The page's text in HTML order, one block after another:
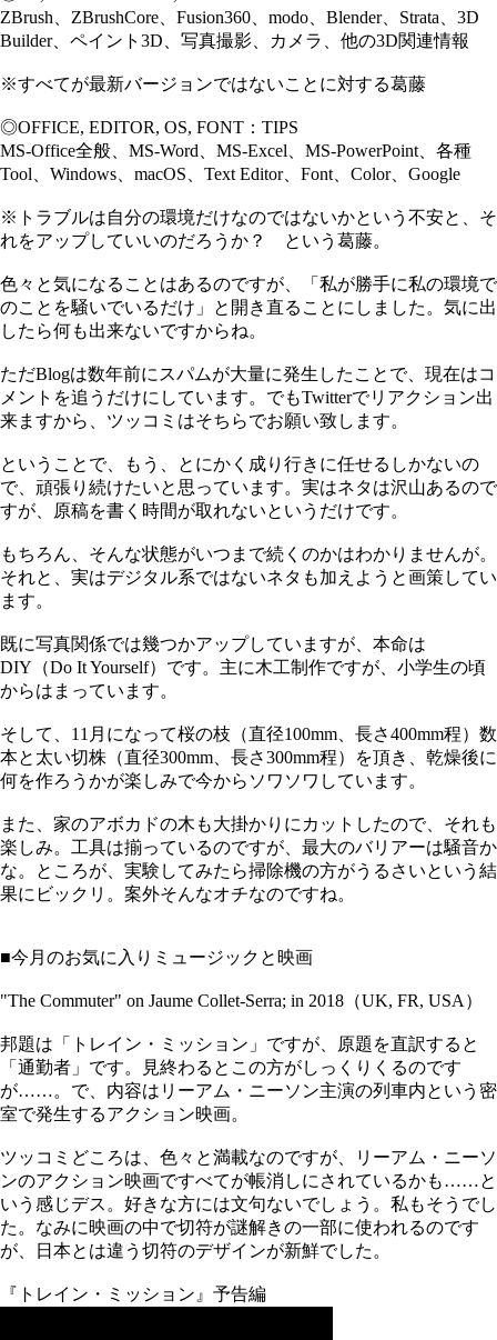
ZBrush、ZBrushCore、Fusion360、modo、Blender、Strata、3D
Builder、ペイント3D、写真撮影、カメラ、他の3D関連情報
※すべてが最新バージョンではないことに対する葛藤
◎OFFICE, EDITOR, OS, FONT：TIPS
MS-Office全般、MS-Word、MS-Excel、MS-PowerPoint、各種
Tool、Windows、macOS、Text Editor、Font、Color、Google
※トラブルは自分の環境だけなのではないかという不安と、そ
れをアップしていいのだろうか？ という葛藤。
色々と気になることはあるのですが、「私が勝手に私の環境で
のことを騒いでいるだけ」と開き直ることにしました。気に出
したら何も出来ないですからね。
ただBlogは数年前にスパムが大量に発生したことで、現在はコ
メントを追うだけにしています。でもTwitterでリアクション出
来ますから、ツッコミはそちらでお願い致します。
ということで、もう、とにかく成り行きに任せるしかないの
で、頑張り続けたいと思っています。実はネタは沢山あるので
すが、原稿を書く時間が取れないというだけです。
もちろん、そんな状態がいつまで続くのかはわかりませんが。
それと、実はデジタル系ではないネタも加えようと画策してい
ます。
既に写真関係では幾つかアップしていますが、本命は
DIY（Do It Yourself）です。主に木工制作ですが、小学生の頃
からはまっています。
そして、11月になって桜の枝（直径100mm、長さ400mm程）数
本と太い切株（直径300mm、長さ300mm程）を頂き、乾燥後に
何を作ろうかが楽しみで今からソワソワしています。
また、家のアボカドの木も大掛かりにカットしたので、それも
楽しみ。工具は揃っているのですが、最大のバリアーは騒音か
な。ところが、実験してみたら掃除機の方がうるさいという結
果にビックリ。案外そんなオチなのですね。
■今月のお気に入りミュージックと映画
"The Commuter" on Jaume Collet-Serra; in 2018（UK, FR, USA）
邦題は「トレイン・ミッション」ですが、原題を直訳すると
「通勤者」です。見終わるとこの方がしっくりくるのです
が……。で、内容はリーアム・ニーソン主演の列車内という密
室で発生するアクション映画。
ツッコミどころは、色々と満載なのですが、リーアム・ニーソ
ンのアクション映画ですべてが帳消しにされているかも……と
いう感じデス。好きな方には文句ないでしょう。私もそうでし
た。なみに映画の中で切符が謎解きの一部に使われるのです
が、日本とは違う切符のデザインが新鮮でした。
『トレイン・ミッション』予告編